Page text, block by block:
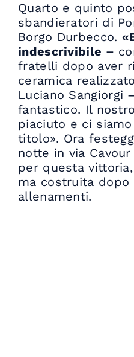
Quarto e quinto
sbandieratori di
Borgo Durbecco.
indescrivibile –
fratelli dopo aver
ceramica
Luciano Sangiorgi
fantastico. Il
piaciuto e ci
titolo». Ora
notte in via
per questa
ma costruita dopo
allenamenti.